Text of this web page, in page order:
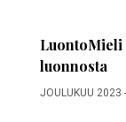
LuontoMieli
luonnosta
JOULUKUU 2023 -